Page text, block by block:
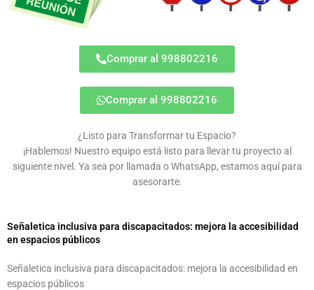
Comprar al 998802216
Comprar al 998802216
¿Listo para Transformar tu Espacio?
¡Hablemos! Nuestro equipo está listo para llevar tu proyecto al
siguiente nivel. Ya sea por llamada o WhatsApp, estamos aquí para
asesorarte.
Señaletica inclusiva para discapacitados: mejora la accesibilidad
en espacios públicos
Señaletica inclusiva para discapacitados: mejora la accesibilidad en
espacios públicos